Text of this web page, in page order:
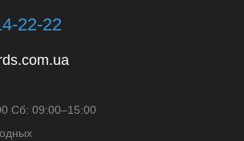
22-22
Сб: 09:00–15:00